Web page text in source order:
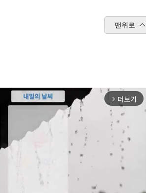
맨위로
arrow_forward_ios 더보기